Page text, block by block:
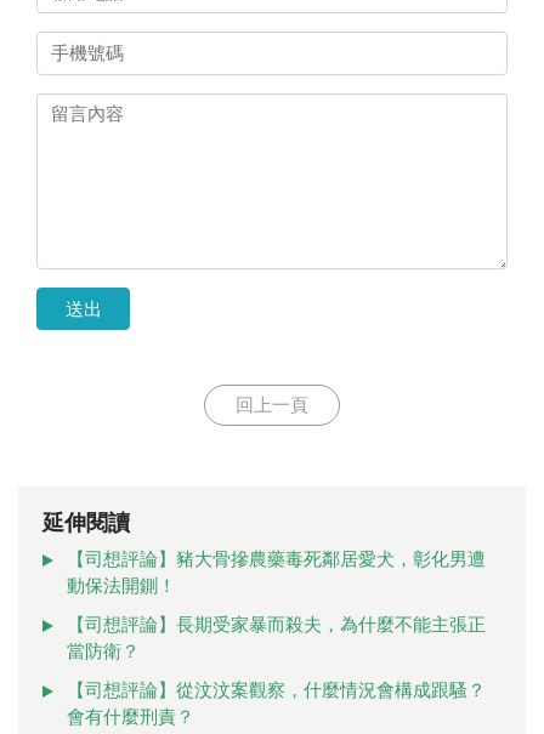
送出
回上一頁
延伸閱讀
【司想評論】豬大骨摻農藥毒死鄰居愛犬，彰化男遭
動保法開鍘！
【司想評論】長期受家暴而殺夫，為什麼不能主張正
當防衛？
【司想評論】從汶汶案觀察，什麼情況會構成跟騷？
會有什麼刑責？